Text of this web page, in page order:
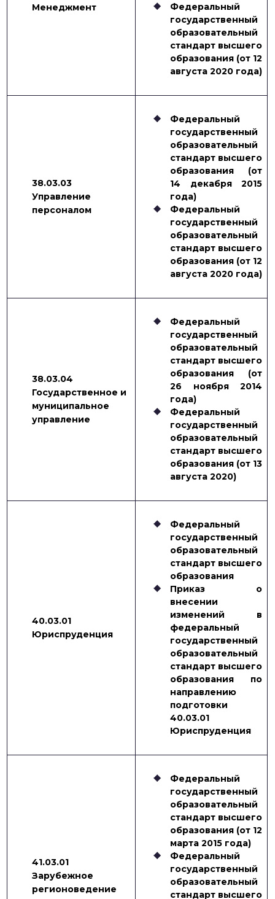
Менеджмент
Федеральный
государственный
образовательный
стандарт высшего
образования (от 12
августа 2020 года)
38.03.03
Управление
персоналом
Федеральный
государственный
образовательный
стандарт высшего
образования (от
14 декабря 2015
года)
Федеральный
государственный
образовательный
стандарт высшего
образования (от 12
августа 2020 года)
38.03.04
Государственное и
муниципальное
управление
Федеральный
государственный
образовательный
стандарт высшего
образования (от
26 ноября 2014
года)
Федеральный
государственный
образовательный
стандарт высшего
образования (от 13
августа 2020)
40.03.01
Юриспруденция
Федеральный
государственный
образовательный
стандарт высшего
образования
Приказ о
внесении
изменений в
федеральный
государственный
образовательный
стандарт высшего
образования по
направлению
подготовки
40.03.01
Юриспруденция
41.03.01
Зарубежное
регионоведение
Федеральный
государственный
образовательный
стандарт высшего
образования (от 12
марта 2015 года)
Федеральный
государственный
образовательный
стандарт высшего